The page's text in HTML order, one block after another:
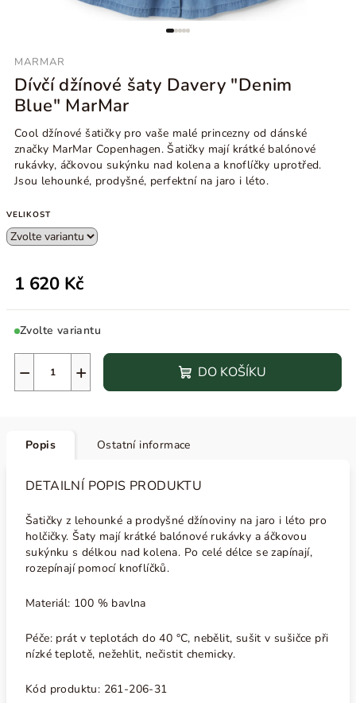
MARMAR
Dívčí džínové šaty Davery "Denim
Blue" MarMar
Cool džínové šatičky pro vaše malé princezny od dánské
značky MarMar Copenhagen. Šatičky mají krátké balónové
rukávky, áčkovou sukýnku nad kolena a knoflíčky uprotřed.
Jsou lehounké, prodyšné, perfektní na jaro i léto.
VELIKOST
1 620 Kč
Zvolte variantu
+
− DO KOŠÍKU
Popis Ostatní informace
DETAILNÍ POPIS PRODUKTU
Šatičky z lehounké a prodyšné džínoviny na jaro i léto pro
holčičky. Šaty mají krátké balónové rukávky a áčkovou
sukýnku s délkou nad kolena. Po celé délce se zapínají,
rozepínají pomocí knoflíčků.
Materiál: 100 % bavlna
Péče: prát v teplotách do 40 °C, nebělit, sušit v sušičce při
nízké teplotě, nežehlit, nečistit chemicky.
Kód produktu: 261-206-31